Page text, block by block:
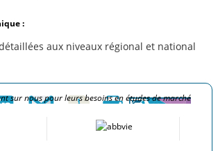
:
aux niveaux régional et national
sur nous pour leurs besoins en études de marché